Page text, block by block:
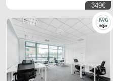
349€